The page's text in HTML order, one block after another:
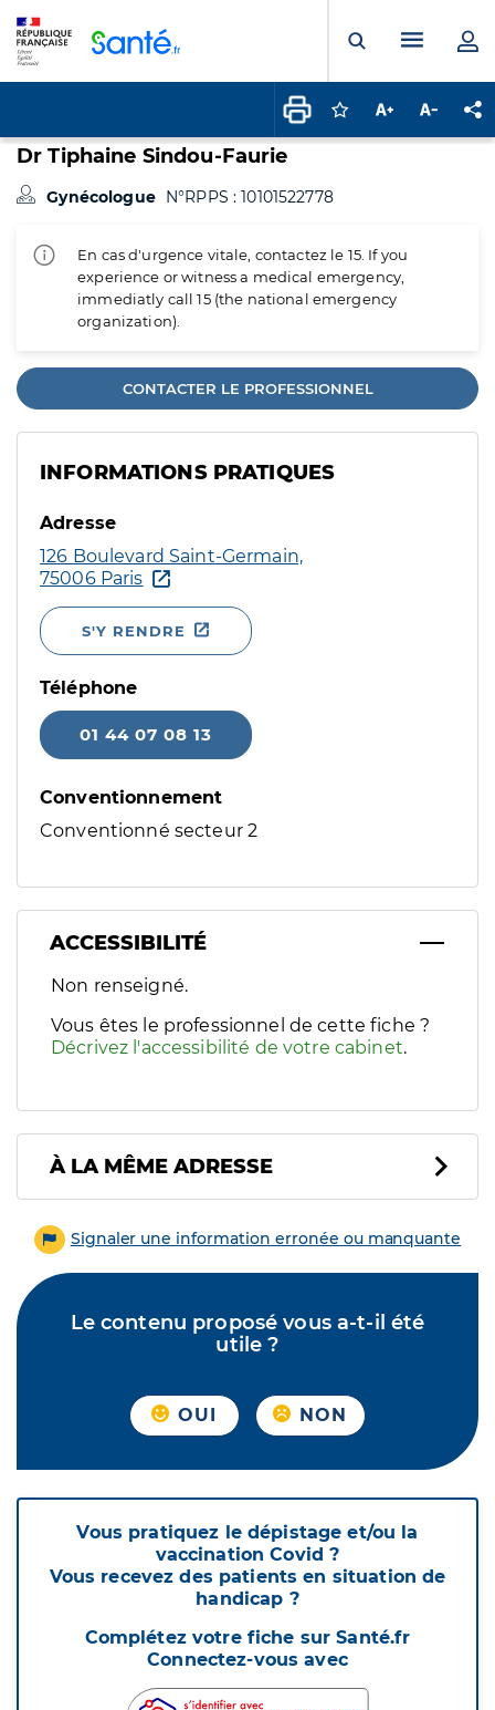
Ouvrir laMenu
Connectez-vous
Augmenter la
Dr Tiphaine Sindou-Faurie
Gynécologue N°RPPS : 10101522778
En cas d'urgence vitale, contactez le 15. If you
experience or witness a medical emergency,
immediatly call 15 (the national emergency
organization).
CONTACTER LE PROFESSIONNEL
INFORMATIONS PRATIQUES
Adresse
126 Boulevard Saint-Germain,
75006 Paris
S'Y RENDRE
Téléphone
01 44 07 08 13
Conventionnement
Conventionné secteur 2
ACCESSIBILITÉ
Filtres
Sélectionnez un ou plusieurs handicaps/besoins
Non renseigné.
Vous êtes le professionnel de cette fiche ?
Décrivez l'accessibilité de votre cabinet.
À LA MÊME ADRESSE
Signaler une information erronée ou manquante
Le contenu proposé vous a-t-il été
utile ?
OUI NON
Vous pratiquez le dépistage et/ou la
vaccination Covid ?
Vous recevez des patients en situation de
handicap ?
Complétez votre fiche sur Santé.fr
Connectez-vous avec